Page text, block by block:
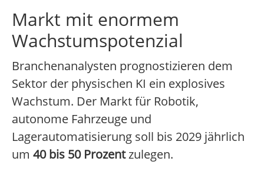
Markt mit enormem
Wachstumspotenzial
Branchenanalysten prognostizieren dem
Sektor der physischen KI ein explosives
Wachstum. Der Markt für Robotik,
autonome Fahrzeuge und
Lagerautomatisierung soll bis 2029 jährlich
um 40 bis 50 Prozentzulegen.